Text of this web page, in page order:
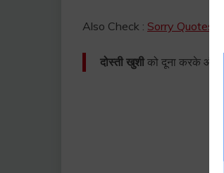
Also Check : Sorry Quotes
दोस्ती खुशीको दूना करके और